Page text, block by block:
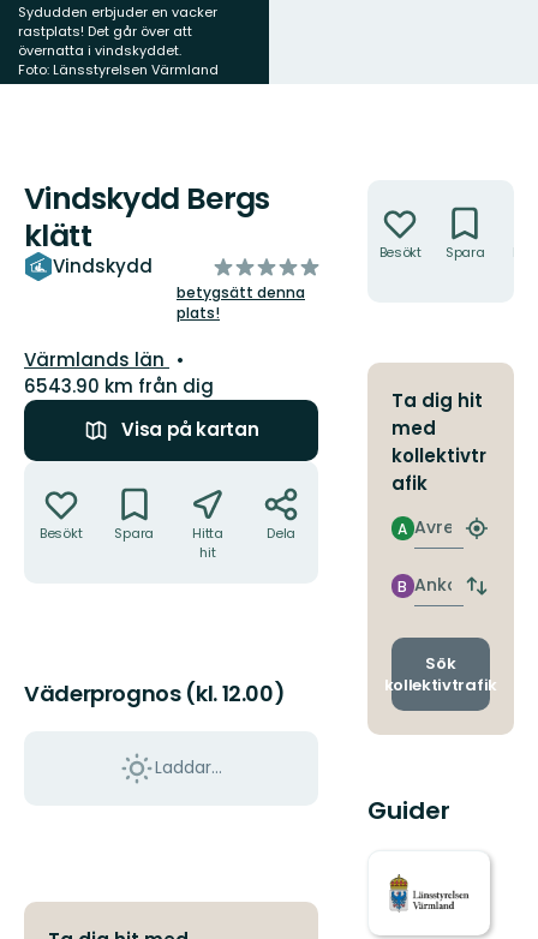
Sydudden erbjuder en vacker
rastplats! Det går över att
övernatta i vindskyddet.
Foto: Länsstyrelsen Värmland
Vindskydd Bergs
klätt
Vindskydd
av
5
stjärnor
betygsätt denna
plats!
Län:
Värmlands län
6543.90 km från dig
Visa på kartan
Besökt Spara
Hitta
hit
Dela
Väderprognos (kl. 12.00)
Laddar...
Besökt Spara
Ta dig hit
med
kollektivtr
afik
Avresa
A
Hitta
Ankomst
B
Byt
och
Sök
kollektivtrafik
Guider